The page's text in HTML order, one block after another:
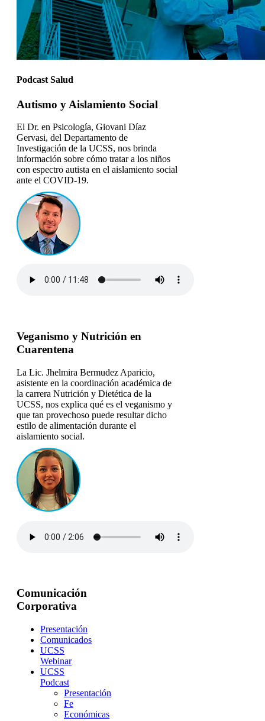
Podcast Salud
Autismo y Aislamiento Social
El Dr. en Psicología, Giovani Díaz
Gervasi, del Departamento de
Investigación de la UCSS, nos brinda
información sobre cómo tratar a los niños
con espectro autista en el aislamiento social
ante el COVID-19.
Veganismo y Nutrición en
Cuarentena
La Lic. Jhelmira Bermudez Aparicio,
asistente en la coordinación académica de
la carrera Nutrición y Dietética de la
UCSS, nos explica qué es el veganismo y
que tan provechoso puede resultar dicho
estilo de alimentación durante el
aislamiento social.
Comunicación
Corporativa
Presentación
Comunicados
UCSS
Webinar
UCSS
Podcast
Presentación
Fe
Económicas